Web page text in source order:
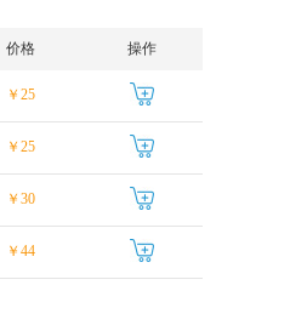
价格 操作
￥25
￥25
￥30
￥44